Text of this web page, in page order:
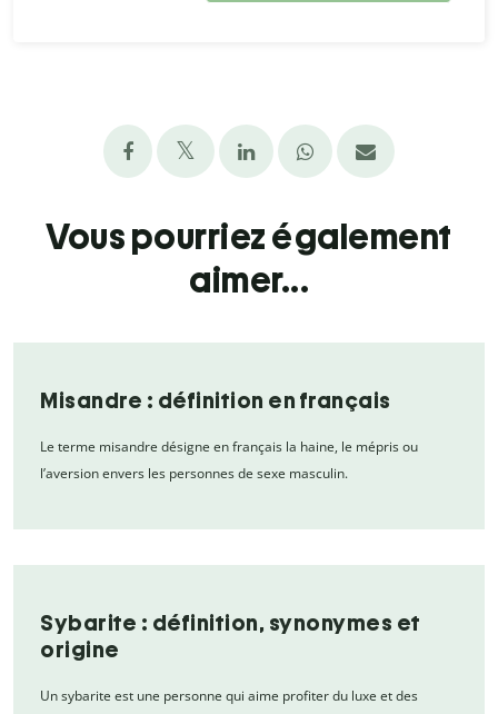
Vous pourriez également
aimer...
Misandre : définition en français
Le terme misandre désigne en français la haine, le mépris ou
l’aversion envers les personnes de sexe masculin.
Sybarite : définition, synonymes et
origine
Un sybarite est une personne qui aime profiter du luxe et des